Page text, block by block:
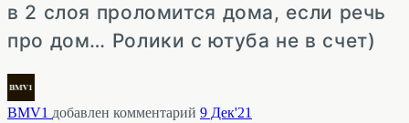
в 2 слоя проломится дома, если речь
про дом… Ролики с ютуба не в счет)
BMV1 добавлен комментарий 9 Дек'21